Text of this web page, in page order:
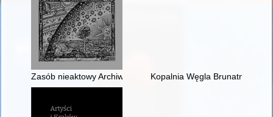
Zasób nieaktowy Archiwum Akt Nowych w Warszawie : krótka
Kopalnia Węgla Brunatnego